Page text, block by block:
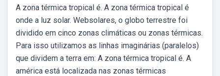
A zona térmica tropical é. A zona térmica tropical é
onde a luz solar. Websolares, o globo terrestre foi
dividido em cinco zonas climáticas ou zonas térmicas.
Para isso utilizamos as linhas imaginárias (paralelos)
que dividem a terra em: A zona térmica tropical é. A
américa está localizada nas zonas térmicas